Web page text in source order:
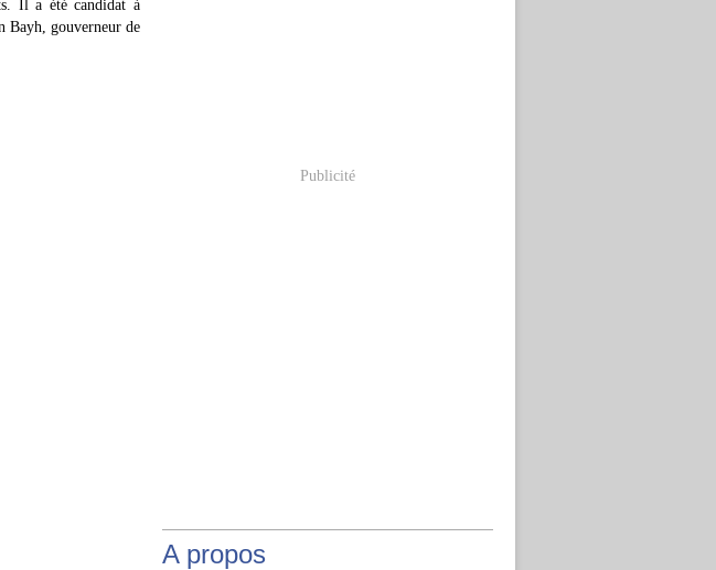
Il a été candidat à
Bayh, gouverneur de
Publicité
A propos